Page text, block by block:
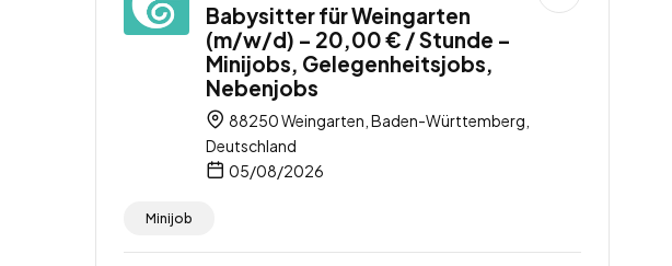
Babysitter für Weingarten
(m/w/d) – 20,00 € / Stunde –
Minijobs, Gelegenheitsjobs,
Nebenjobs
88250 Weingarten, Baden-Württemberg,
Deutschland
05/08/2026
Minijob